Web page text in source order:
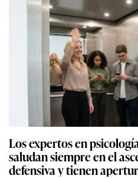
Los expertos en
saludan siempre en el
defensiva y tienen